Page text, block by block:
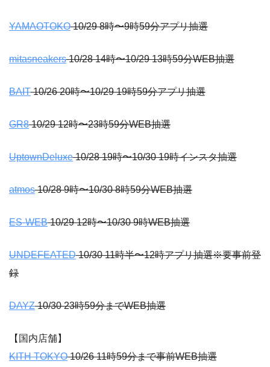
YAMAOTOKO10/29 8時〜9時59分アプリ抽選
mitasneakers10/28 14時〜10/29 13時59分WEB抽選
BAIT10/26 20時〜10/29 19時59分アプリ抽選
GR810/29 12時〜23時59分WEB抽選
UptownDeluxe10/28 19時〜10/30 19時インスタ抽選
atmos10/28 9時〜10/30 8時59分WEB抽選
ES-WEB10/29 12時〜10/30 9時WEB抽選
UNDEFEATED10/30 11時半〜12時アプリ抽選※要事前登
録
DAYZ10/30 23時59分までWEB抽選
【国内店舗】
KITH TOKYO10/26 11時59分まで事前WEB抽選